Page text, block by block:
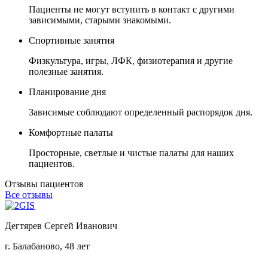
Пациенты не могут вступить в контакт с другими
зависимыми, старыми знакомыми.
Спортивные занятия
Физкультура, игры, ЛФК, физиотерапия и другие
полезные занятия.
Планирование дня
Зависимые соблюдают определенный распорядок дня.
Комфортные палаты
Просторные, светлые и чистые палаты для наших
пациентов.
Отзывы пациентов
Все отзывы
Дегтярев Сергей Иванович
г. Балабаново, 48 лет